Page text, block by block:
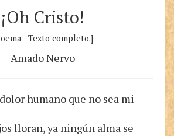
¡Oh Cristo!
- Texto completo.]
Amado Nervo
humano que no sea mi
lloran, ya ningún alma se